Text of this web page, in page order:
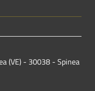
(VE) - 30038 - Spinea